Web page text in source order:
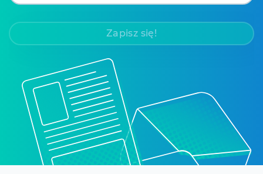
Zapisz się!